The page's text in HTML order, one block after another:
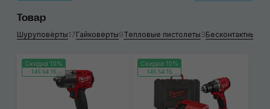
Товар
Шуруповёрты17Гайковёрты9Тепловые пистолеты3Бесконтактные
Скидка 10%
145:54:14
Скидка 10%
145:54:14